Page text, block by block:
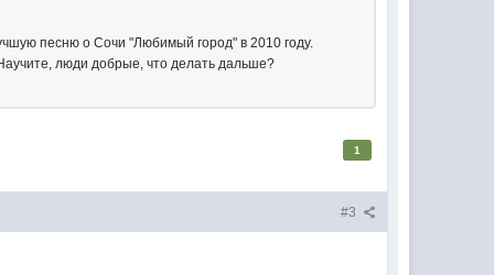
песню о Сочи "Любимый город" в 2010 году.
люди добрые, что делать дальше?
1
#3